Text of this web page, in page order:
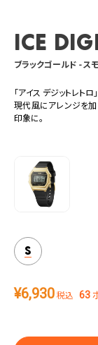
ICE
ブラックゴールド - ス
「アイス デジットレト
現代風にアレンジを加
印象に。
時刻、日付、曜日の表
S
¥6,930 税込 63